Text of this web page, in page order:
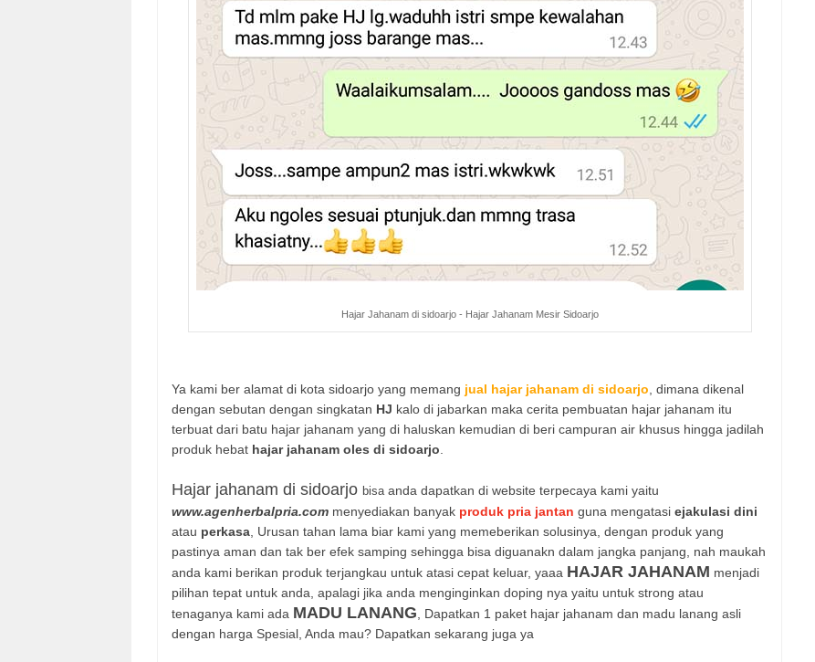
Hajar Jahanam di sidoarjo - Hajar Jahanam Mesir Sidoarjo
Ya kami ber alamat di kota sidoarjo yang memang jual hajar jahanam di sidoarjo , dimana dikenal
dengan sebutan dengan singkatan HJ kalo di jabarkan maka cerita pembuatan hajar jahanam itu
terbuat dari batu hajar jahanam yang di haluskan kemudian di beri campuran air khusus hingga jadilah
produk hebat hajar jahanam oles di sidoarjo
Hajar jahanam di sidoarjo bisa anda dapatkan di website terpecaya kami yaitu
www.agenherbalpria.com menyediakan banyak produk pria jantan guna mengatasi ejakulasi dini
atau perkasa , Urusan tahan lama biar kami yang memeberikan solusinya, dengan produk yang
pastinya aman dan tak ber efek samping sehingga bisa diguanakn dalam jangka panjang, nah maukah
anda kami berikan produk terjangkau untuk atasi cepat keluar, yaaa HAJAR JAHANAM menjadi
pilihan tepat untuk anda, apalagi jika anda menginginkan doping nya yaitu untuk strong atau
tenaganya kami ada MADU LANANG , Dapatkan 1 paket hajar jahanam dan madu lanang asli
dengan harga Spesial, Anda mau? Dapatkan sekarang juga ya